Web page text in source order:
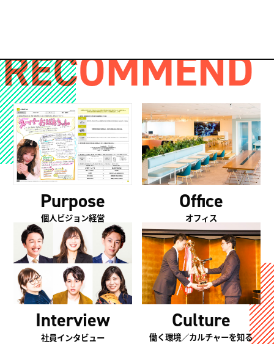
RECOMMEND
Purpose
個人ビジョン経営
Office
オフィス
Interview
社員インタビュー
Culture
働く環境／カルチャーを知る